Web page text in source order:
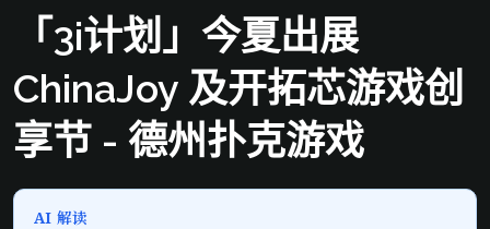
「3i计划」今夏出展
ChinaJoy 及开拓芯游戏创
享节 - 德州扑克游戏
AI 解读